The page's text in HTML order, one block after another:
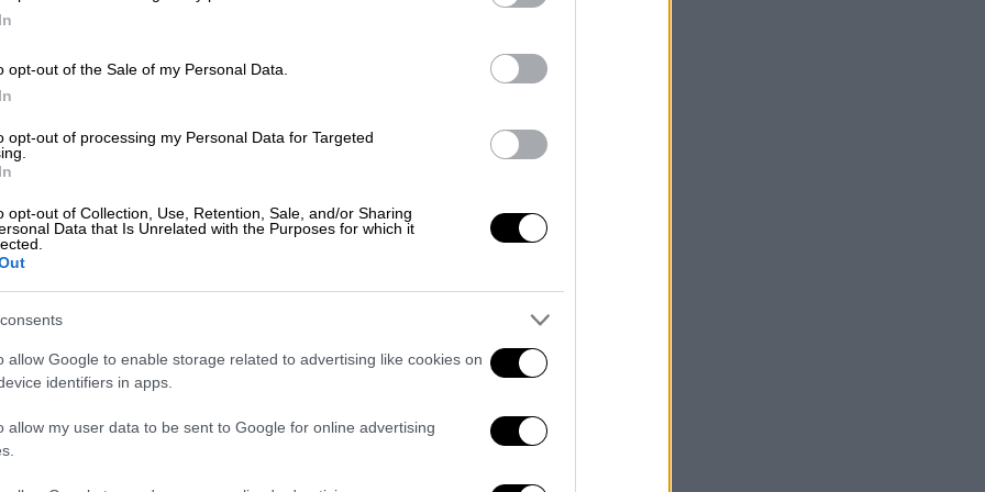
opt-out of the Sale of my Personal Data.
opt-out of processing my Personal Data for Targeted
opt-out of Collection, Use, Retention, Sale, and/or Sharing
Data that Is Unrelated with the Purposes for which it
allow Google to enable storage related to advertising like cookies on
identifiers in apps.
allow my user data to be sent to Google for online advertising
Αγίου Γεωργίου του «Φουστανελά»
Σακελλαροπούλου η οποία
να παραστεί στην τελετή εορτασμού
προστάτη της Προεδρικής Φρουράς και